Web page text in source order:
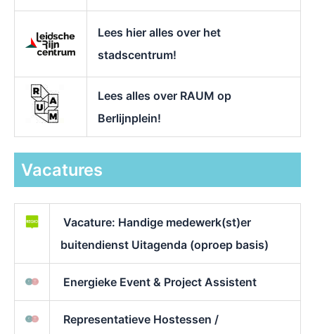
Lees hier alles over het
stadscentrum!
Lees alles over RAUM op
Berlijnplein!
Vacatures
Vacature: Handige medewerk(st)er
buitendienst Uitagenda (oproep basis)
Energieke Event & Project Assistent
Representatieve Hostessen /